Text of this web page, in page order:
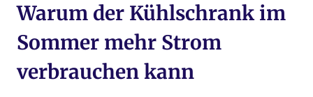
Warum der Kühlschrank im
Sommer mehr Strom
verbrauchen kann